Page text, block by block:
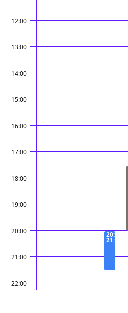
12:00
13:00
14:00
15:00
16:00
17:00
18:00
19:00
20:00
21:00
22:00
20:00 −
21:30